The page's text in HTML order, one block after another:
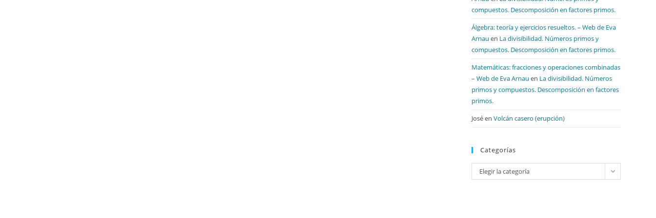
compuestos. Descomposición en factores primos.
Álgebra: teoría y ejercicios resueltos. – Web de Eva
Arnau en La divisibilidad. Números primos y
compuestos. Descomposición en factores primos.
Matemáticas: fracciones y operaciones combinadas
– Web de Eva Arnau en La divisibilidad. Números
primos y compuestos. Descomposición en factores
primos.
Joséen Volcán casero (erupción)
Categorías
Categorías
Elegir la categoría